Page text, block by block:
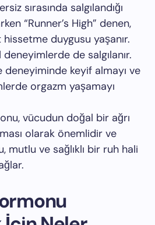
sırasında salgılandığı
“Runner’s High” denen,
duygusu yaşanır.
de salgılanır.
deneyiminde keyif almayı ve
orgazm yaşamayı
vücudun doğal bir ağrı
olarak önemlidir ve
mutlu ve sağlıklı bir ruh hali